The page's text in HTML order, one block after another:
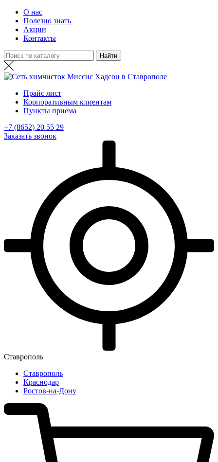
О нас
Полезно знать
Акции
Контакты
Прайс лист
Корпоративным клиентам
Пункты приема
+7 (8652) 20 55 29
Заказать звонок
Ставрополь
Ставрополь
Краснодар
Ростов-на-Дону